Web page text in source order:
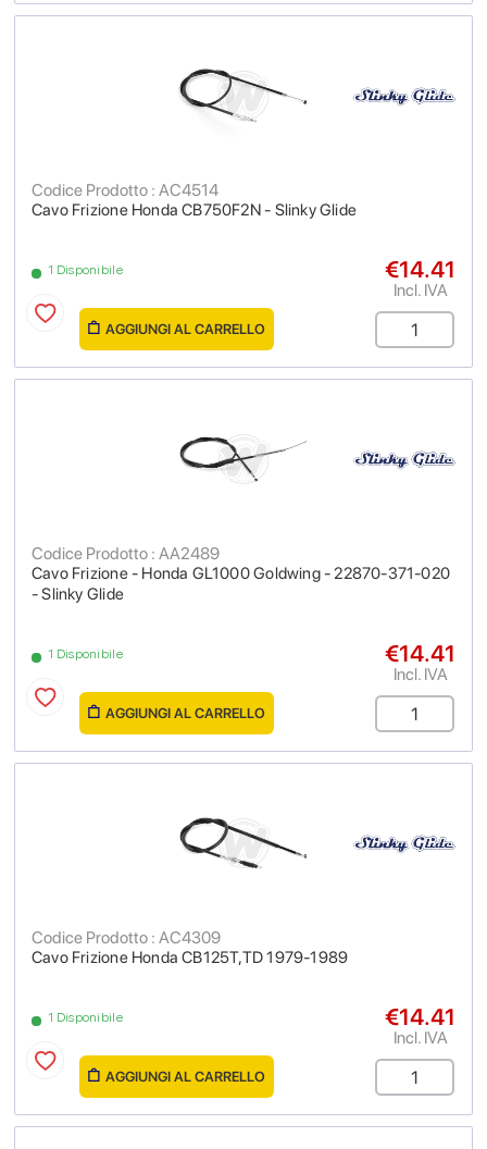
Cavo Frizione Honda CB750F2N - Slinky Glide
Codice Prodotto : AC4514
1 Disponibile €14.41
Incl. IVA
AGGIUNGI AL CARRELLO
Cavo Frizione - Honda GL1000 Goldwing - 22870-371-020
- Slinky Glide
Codice Prodotto : AA2489
1 Disponibile €14.41
Incl. IVA
AGGIUNGI AL CARRELLO
Cavo Frizione Honda CB125T,TD 1979-1989
Codice Prodotto : AC4309
1 Disponibile €14.41
Incl. IVA
AGGIUNGI AL CARRELLO